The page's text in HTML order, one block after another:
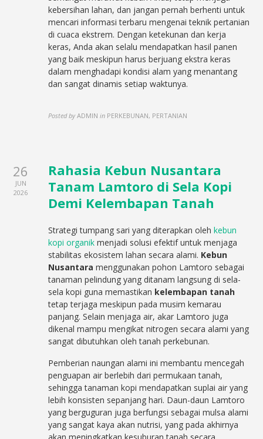
kebersihan lahan, dan jangan pernah berhenti untuk
mencari informasi terbaru mengenai teknik pertanian
di cuaca ekstrem. Dengan ketekunan dan kerja
keras, Anda akan selalu mendapatkan hasil panen
yang baik meskipun harus berjuang ekstra keras
dalam menghadapi kondisi alam yang menantang
dan sangat dinamis setiap waktunya.
Posted by ADMIN in PERKEBUNAN, PERTANIAN
26
JUN
2026
Rahasia Kebun Nusantara
Tanam Lamtoro di Sela Kopi
Demi Kelembapan Tanah
Strategi tumpang sari yang diterapkan olehkebun
kopi organik menjadi solusi efektif untuk menjaga
stabilitas ekosistem lahan secara alami. Kebun
Nusantara menggunakan pohon Lamtoro sebagai
tanaman pelindung yang ditanam langsung di sela-
sela kopi guna memastikan kelembapan tanah
tetap terjaga meskipun pada musim kemarau
panjang. Selain menjaga air, akar Lamtoro juga
dikenal mampu mengikat nitrogen secara alami yang
sangat dibutuhkan oleh tanah perkebunan.
Pemberian naungan alami ini membantu mencegah
penguapan air berlebih dari permukaan tanah,
sehingga tanaman kopi mendapatkan suplai air yang
lebih konsisten sepanjang hari. Daun-daun Lamtoro
yang berguguran juga berfungsi sebagai mulsa alami
yang sangat kaya akan nutrisi, yang pada akhirnya